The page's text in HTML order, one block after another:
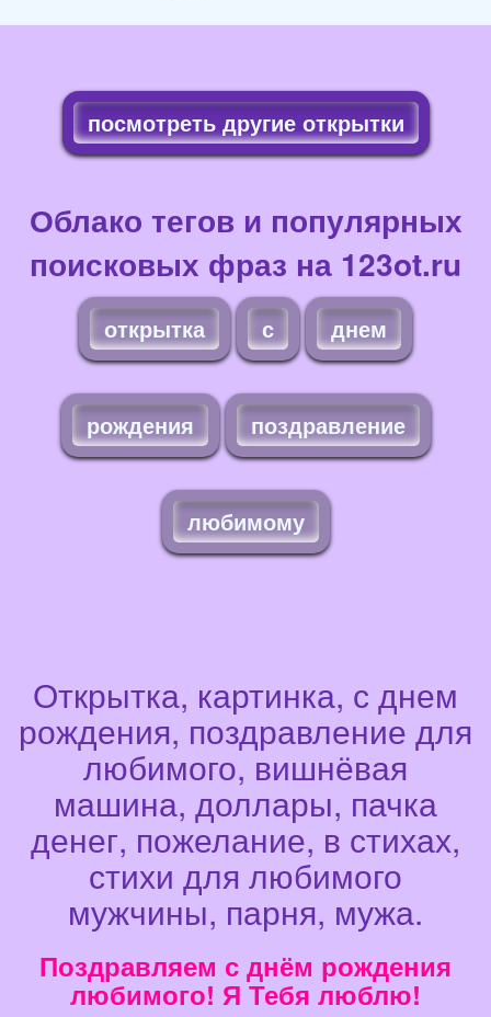
посмотреть другие открытки
Облако тегов и популярных
поисковых фраз на 123ot.ru
открытка с днем
рождения поздравление
любимому
Открытка, картинка, с днем
рождения, поздравление для
любимого, вишнёвая
машина, доллары, пачка
денег, пожелание, в стихах,
стихи для любимого
мужчины, парня, мужа.
Поздравляем с днём рождения
любимого! Я Тебя люблю!